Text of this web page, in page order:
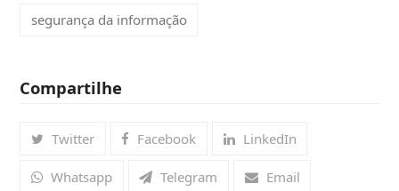
segurança da informação
Compartilhe
Twitter Facebook LinkedIn
Whatsapp Telegram Email